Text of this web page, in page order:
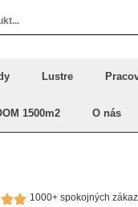
Lustre
1500m2 O nás
1000+ spokojných